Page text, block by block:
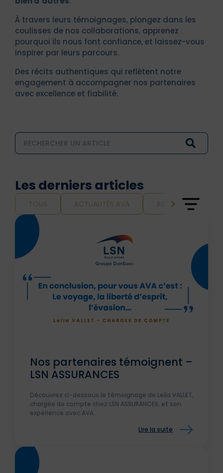
À travers leurs témoignages, plongez dans les
coulisses de nos collaborations, apprenez
pourquoi ils nous font confiance, et laissez-vous
inspirer par leurs parcours.
Des récits authentiques qui reflètent notre
engagement à accompagner nos partenaires
avec excellence et fiabilité.
Les derniers articles
TOUS ACTUALITÉS AVA ASSURANCE ET
Nos partenaires témoignent –
LSN ASSURANCES
Découvrez ci-dessous le témoignage de Leïla VALLET,
chargée de compte chez LSN ASSURANCES, et son
expérience avec AVA.
Lire la suite